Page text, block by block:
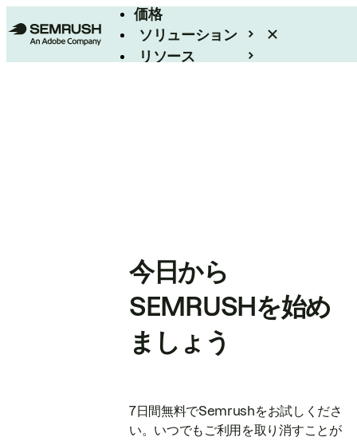
価格
ソリューション
リソース
今日から
SEMRUSHを始め
ましょう
7日間無料でSemrushをお試しくださ
い。いつでもご利用を取り消すことが